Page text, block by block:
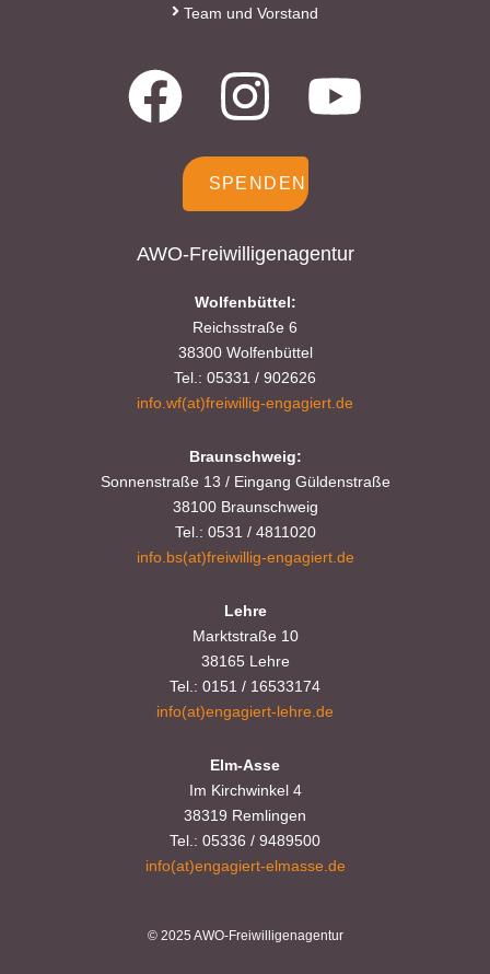
Team und Vorstand
SPENDEN
AWO-Freiwilligenagentur
Wolfenbüttel:
Reichsstraße 6
38300 Wolfenbüttel
Tel.: 05331 / 902626
info.wf(at)freiwillig-engagiert.de
Braunschweig:
Sonnenstraße 13 / Eingang Güldenstraße
38100 Braunschweig
Tel.: 0531 / 4811020
info.bs(at)freiwillig-engagiert.de
Lehre
Marktstraße 10
38165 Lehre
Tel.: 0151 / 16533174
info(at)engagiert-lehre.de
Elm-Asse
Im Kirchwinkel 4
38319 Remlingen
Tel.: 05336 / 9489500
info(at)engagiert-elmasse.de
© 2025 AWO-Freiwilligenagentur